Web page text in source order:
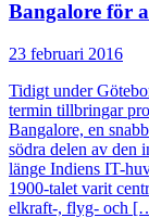
Bangalore för
23 februari 2016
Tidigt under
termin tillbringar
Bangalore, en
södra delen av den
länge Indiens IT-
1900-talet varit
elkraft-, flyg- och